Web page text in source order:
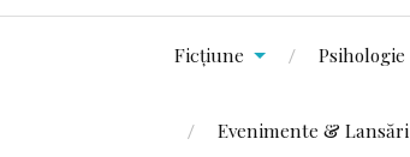
Ficțiune Psihologie
Evenimente & Lansări